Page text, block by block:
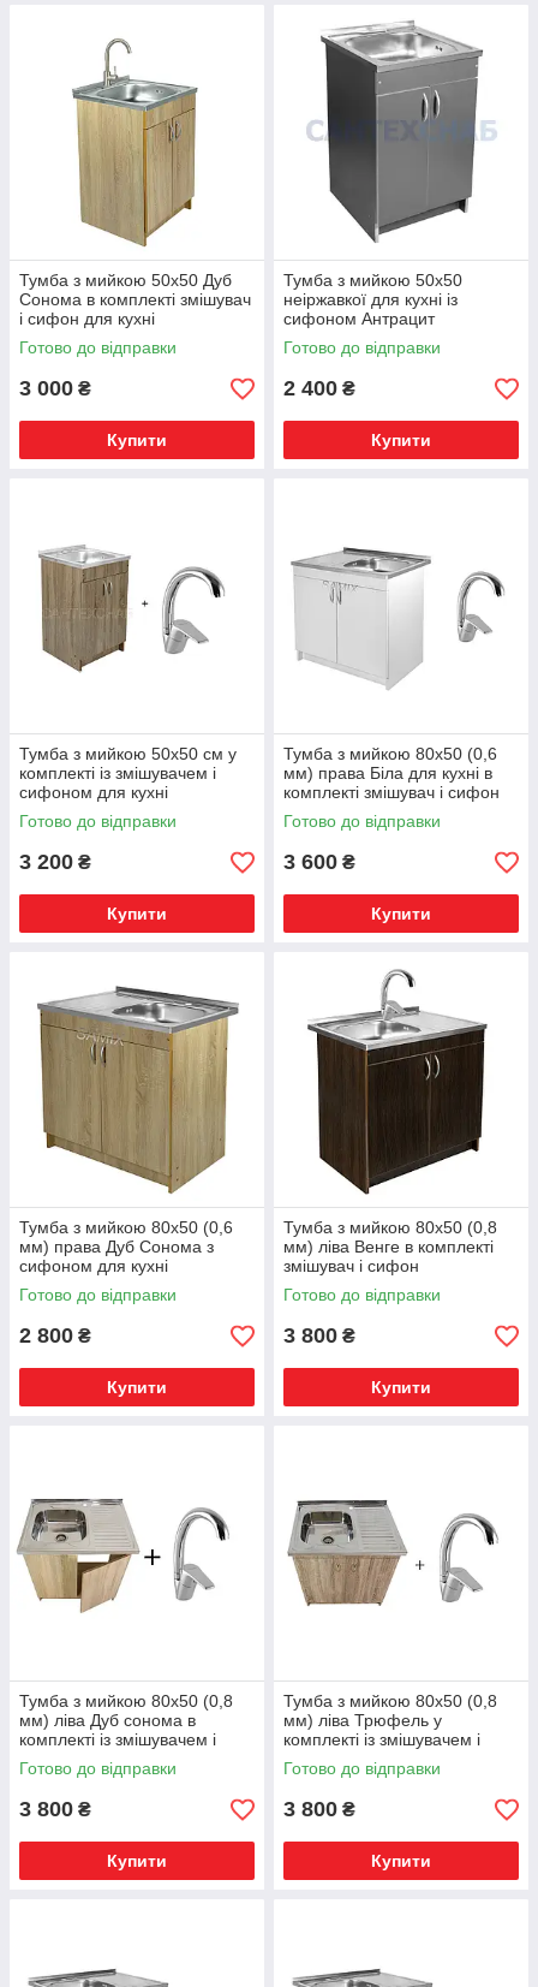
Тумба з мийкою 50х50 Дуб
Сонома в комплекті змішувач
і сифон для кухні
Готово до відправки
3 000 ₴
Купити
Тумба з мийкою 50х50
неіржавкої для кухні із
сифоном Антрацит
Готово до відправки
2 400 ₴
Купити
Тумба з мийкою 50х50 см у
комплекті із змішувачем і
сифоном для кухні
Готово до відправки
3 200 ₴
Купити
Тумба з мийкою 80х50 (0,6
мм) права Біла для кухні в
комплекті змішувач і сифон
Готово до відправки
3 600 ₴
Купити
Тумба з мийкою 80х50 (0,6
мм) права Дуб Сонома з
сифоном для кухні
Готово до відправки
2 800 ₴
Купити
Тумба з мийкою 80х50 (0,8
мм) ліва Венге в комплекті
змішувач і сифон
Готово до відправки
3 800 ₴
Купити
Тумба з мийкою 80х50 (0,8
мм) ліва Дуб сонома в
комплекті із змішувачем і
сифоном для кухні
Готово до відправки
3 800 ₴
Купити
Тумба з мийкою 80х50 (0,8
мм) ліва Трюфель у
комплекті із змішувачем і
сифоном для кухні
Готово до відправки
3 800 ₴
Купити